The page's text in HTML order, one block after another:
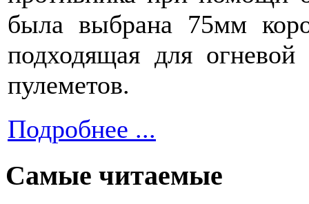
была выбрана 75мм
подходящая для
пулеметов.
Подробнее ...
Самые читаемые